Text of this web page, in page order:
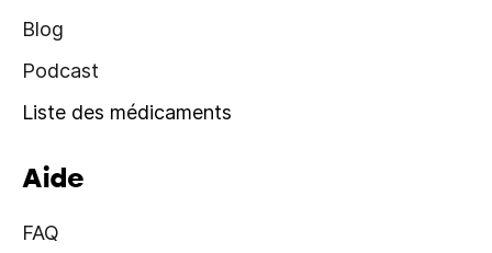
Blog
Podcast
Liste des médicaments
Aide
FAQ